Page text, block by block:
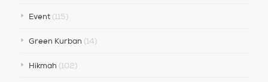
Event(115)
Green Kurban (14)
Hikmah (102)